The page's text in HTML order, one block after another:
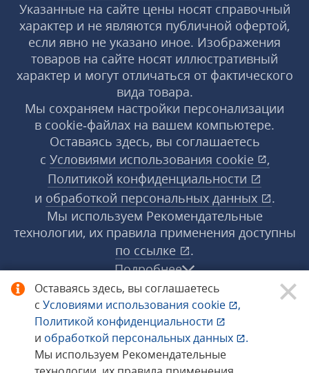
Оставаясь здесь, вы соглашаетесь
с Условиями использования cookie
,
Политикой конфиденциальности
и обработкой персональных данных
.
Мы используем Рекомендательные
Указанные на сайте цены носят справочный
характер и не являются публичной офертой,
если явно не указано иное. Изображения
товаров на сайте носят иллюстративный
характер и могут отличаться от фактического
вида товара.
Мы сохраняем настройки персонализации
в cookie‑файлах на вашем компьютере.
Оставаясь здесь, вы соглашаетесь
с Условиями использования cookie
,
Политикой конфиденциальности
и обработкой персональных данных
.
Мы используем Рекомендательные
технологии, их правила применения доступны
по ссылке
.
Подробнее
© 1998−2026 «1С‑Рарус» ®. Все права
защищены.